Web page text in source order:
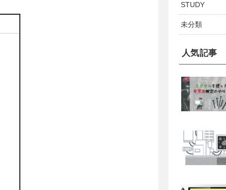
STUDY
未分類
人気記事